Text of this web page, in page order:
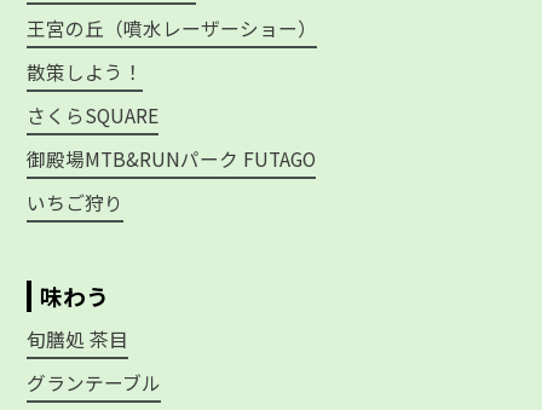
王宮の丘（噴水レーザーショー）
散策しよう！
さくらSQUARE
御殿場MTB&RUNパーク FUTAGO
いちご狩り
味わう
旬膳処 茶目
グランテーブル